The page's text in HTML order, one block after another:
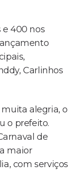
e 400 nos
Carlinhos
alegria, o
o prefeito.
de
maior
com serviços